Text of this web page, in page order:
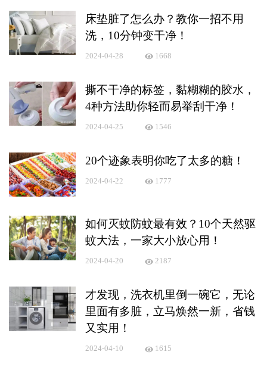
床垫脏了怎么办？教你一招不用
洗，10分钟变干净！
2024-04-28 1668
撕不干净的标签，黏糊糊的胶水，
4种方法助你轻而易举刮干净！
2024-04-25 1546
20个迹象表明你吃了太多的糖！
2024-04-22 1777
如何灭蚊防蚊最有效？10个天然驱
蚊大法，一家大小放心用！
2024-04-20 2187
才发现，洗衣机里倒一碗它，无论
里面有多脏，立马焕然一新，省钱
又实用！
2024-04-10 1615